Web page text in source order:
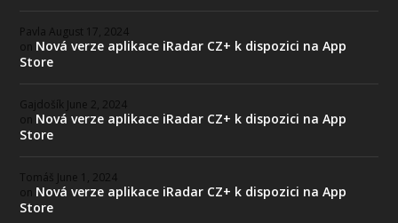
Pavla August 17, 2024
on Nová verze aplikace iRadar CZ+ k dispozici na App
Store
Gajdošík June 2, 2024
on Nová verze aplikace iRadar CZ+ k dispozici na App
Store
Tomáš
June 1, 2024
on Nová verze aplikace iRadar CZ+ k dispozici na App
Store